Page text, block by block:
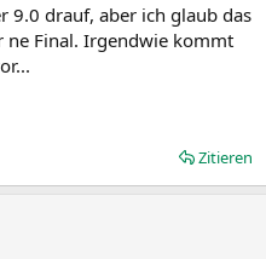
9.0 drauf, aber ich glaub das
ne Final. Irgendwie kommt
Zitieren